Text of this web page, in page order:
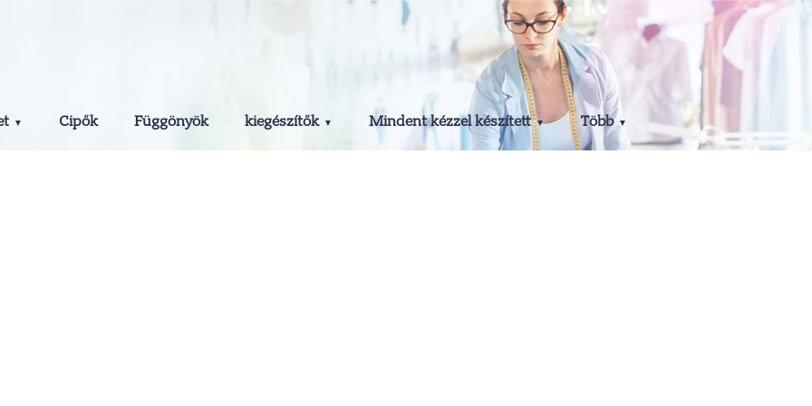
Cipők Függönyök kiegészítők Mindent kézzel készített Több